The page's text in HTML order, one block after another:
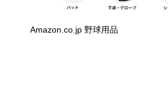
Amazon.co.jp 野球用品